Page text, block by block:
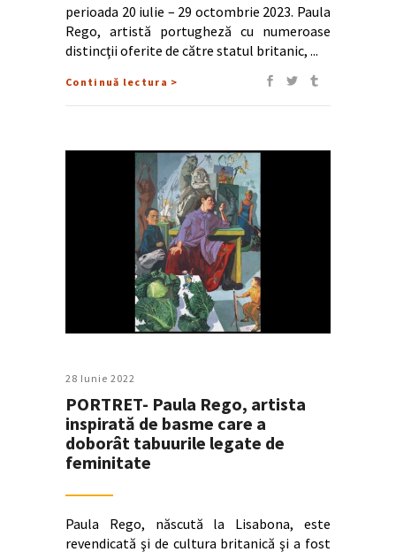
perioada 20 iulie – 29 octombrie 2023. Paula
Rego, artistă portugheză cu numeroase
distincţii oferite de către statul britanic,
Continuă lectura >
28 Iunie 2022
PORTRET- Paula Rego, artista
inspirată de basme care a
doborât tabuurile legate de
feminitate
Paula Rego, născută la Lisabona, este
revendicată şi de cultura britanică şi a fost